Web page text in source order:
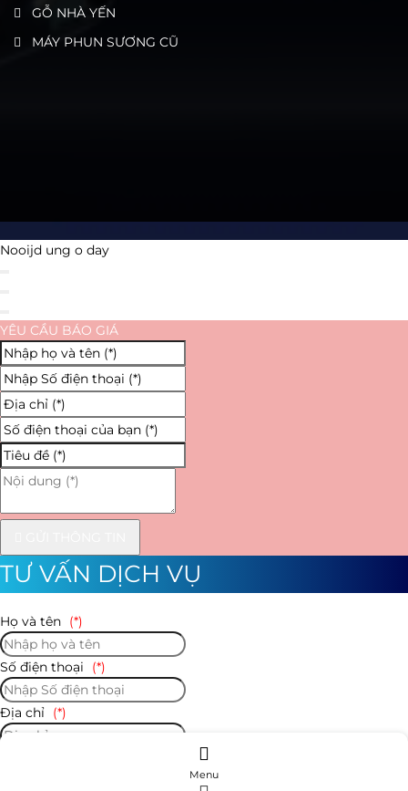
GỖ NHÀ YẾN
MÁY PHUN SƯƠNG CŨ
Menu
Nooijd ung o day
YÊU CẦU BÁO GIÁ
TƯ VẤN DỊCH VỤ
Họ và tên (*)
Số điện thoại (*)
Địa chỉ (*)